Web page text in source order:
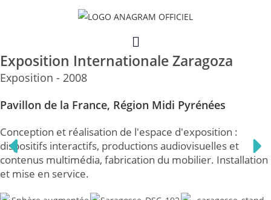
Exposition Internationale Zaragoza
Exposition - 2008
Pavillon de la France, Région Midi Pyrénées
Conception et réalisation de l'espace d'exposition :
dispositifs interactifs, productions audiovisuelles et
contenus multimédia, fabrication du mobilier. Installation
et mise en service.